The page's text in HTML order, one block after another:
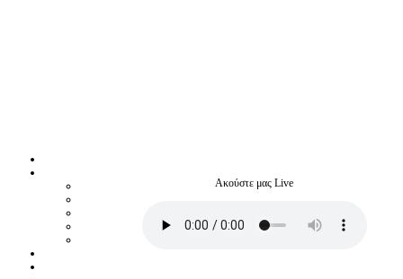
Ακούστε μας Live